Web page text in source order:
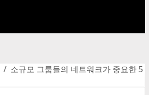
/ 소규모 그룹들의 네트워크가 중요한 5